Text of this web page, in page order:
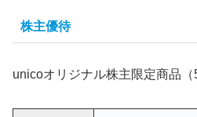
株主優待
unicoオリジナル株主限定商品（